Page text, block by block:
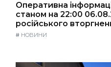
Оперативна
станом на 22:00
російського
# НОВИНИ